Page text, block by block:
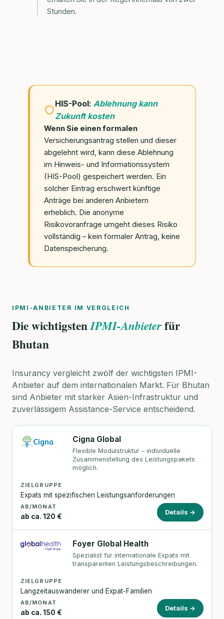
Stunden.
HIS-Pool: Ablehnung kann
Zukunft kosten
Wenn Sie einen formalen
Versicherungsantrag stellen und dieser
abgelehnt wird, kann diese Ablehnung
im Hinweis- und Informationssystem
(HIS-Pool) gespeichert werden. Ein
solcher Eintrag erschwert künftige
Anträge bei anderen Anbietern
erheblich. Die anonyme
Risikovoranfrage umgeht dieses Risiko
vollständig – kein formaler Antrag, keine
Datenspeicherung.
IPMI-ANBIETER IM VERGLEICH
Die wichtigstenIPMI-Anbieterfür
Bhutan
Insurancy vergleicht zwölf der wichtigsten IPMI-
Anbieter auf dem internationalen Markt. Für Bhutan
sind Anbieter mit starker Asien-Infrastruktur und
zuverlässigem Assistance-Service entscheidend.
Cigna Global
Flexible Modulstruktur – individuelle
Zusammenstellung des Leistungspakets
möglich.
ZIELGRUPPE
Expats mit spezifischen Leistungsanforderungen
AB/MONAT
ab ca. 120 €
Details →
Foyer Global Health
Spezialist für internationale Expats mit
transparenten Leistungsbeschreibungen.
ZIELGRUPPE
Langzeitauswanderer und Expat-Familien
AB/MONAT
ab ca. 150 €
Details →